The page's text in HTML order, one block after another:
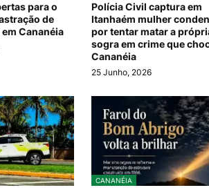
para o
de
Cananéia
Polícia Civil captura em
Itanhaém mulher
por tentar matar a
sogra em crime que
Cananéia
25 Junho, 2026
CANANÉIA